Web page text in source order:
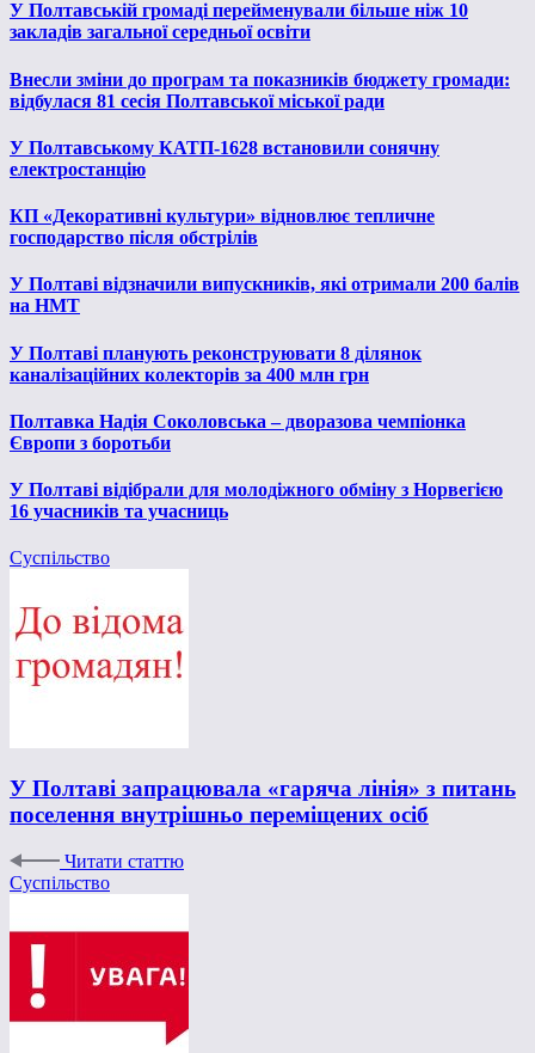
У Полтавській громаді перейменували більше ніж 10
закладів загальної середньої освіти
Внесли зміни до програм та показників бюджету громади:
відбулася 81 сесія Полтавської міської ради
У Полтавському КАТП-1628 встановили сонячну
електростанцію
КП «Декоративні культури» відновлює тепличне
господарство після обстрілів
У Полтаві відзначили випускників, які отримали 200 балів
на НМТ
У Полтаві планують реконструювати 8 ділянок
каналізаційних колекторів за 400 млн грн
Полтавка Надія Соколовська – дворазова чемпіонка
Європи з боротьби
У Полтаві відібрали для молодіжного обміну з Норвегією
16 учасників та учасниць
Суспільство
У Полтаві запрацювала «гаряча лінія» з питань
поселення внутрішньо переміщених осіб
Читати статтю
Суспільство